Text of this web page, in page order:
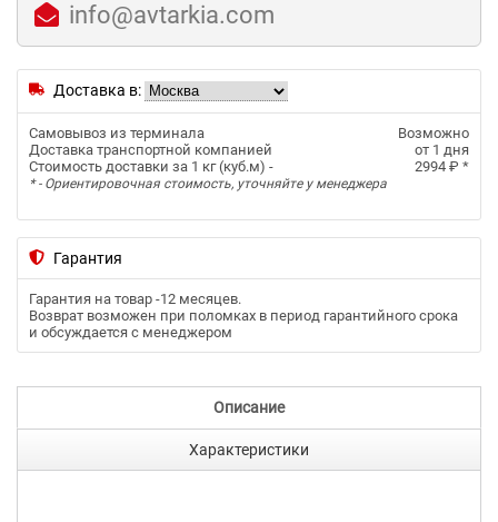
info@avtarkia.com
Доставка в:
Самовывоз из терминала
Возможно
Доставка транспортной компанией
от 1 дня
Стоимость доставки за 1 кг (куб.м) -
2994 ₽ *
* - Ориентировочная стоимость, уточняйте у менеджера
Гарантия
Гарантия на товар -12 месяцев.
Возврат возможен при поломках в период гарантийного срока
и обсуждается с менеджером
Описание
Характеристики